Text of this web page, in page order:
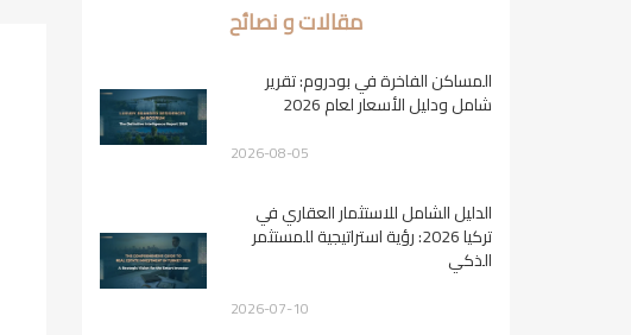
مقالات و نصائح
المساكن الفاخرة في بودروم: تقرير
شامل ودليل الأسعار لعام 2026
2026-08-05
الدليل الشامل للاستثمار العقاري في
تركيا 2026: رؤية استراتيجية للمستثمر
الذكي
2026-07-10